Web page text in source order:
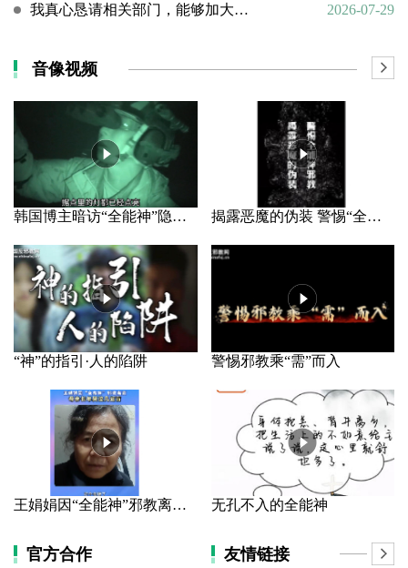
我真心恳请相关部门，能够加大对“全能神”邪教的打击力度
2026-07-29
音像视频
韩国博主暗访“全能神”隐秘据点 揭露恶魔的伪装 警惕“全能神”邪教
“神”的指引·人的陷阱 警惕邪教乘“需”而入
王娟娟因“全能神”邪教离家 母亲长年哭泣几近盲 无孔不入的全能神
官方合作 友情链接